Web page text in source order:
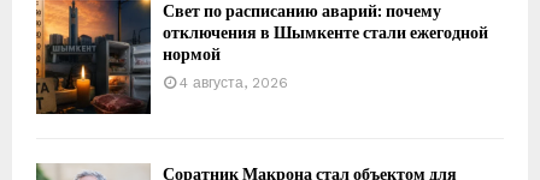
Свет по расписанию аварий: почему
отключения в Шымкенте стали ежегодной
нормой
4 августа, 2026
Соратник Макрона стал объектом для